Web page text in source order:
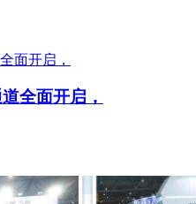
全面开启，